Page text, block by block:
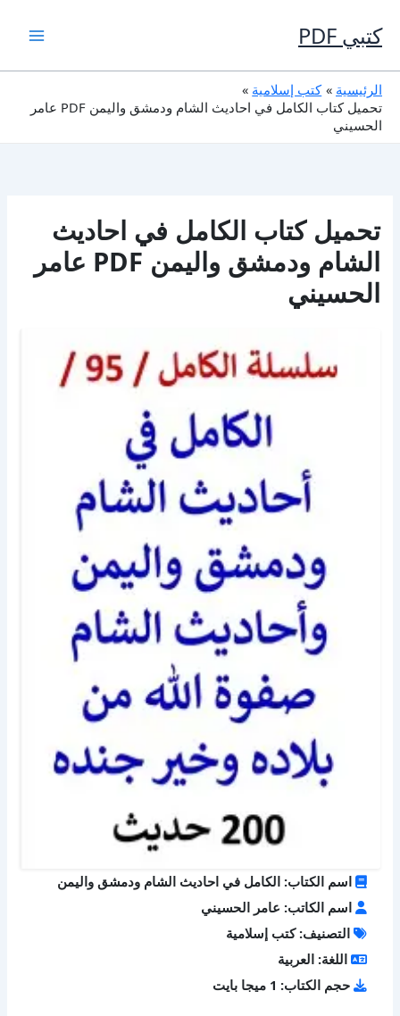
إلى
المحتوى
كتبي PDF
الرئيسية
كتب إسلامية
تحميل كتاب الكامل في احاديث الشام ودمشق واليمن PDF عامر
الحسيني
تحميل كتاب الكامل في احاديث
الشام ودمشق واليمن PDF عامر
الحسيني
اسم الكتاب: الكامل في احاديث الشام ودمشق واليمن
اسم الكاتب: عامر الحسيني
التصنيف: كتب إسلامية
اللغة: العربية
حجم الكتاب: 1 ميجا بايت